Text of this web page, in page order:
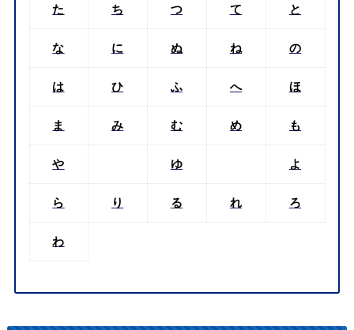
た ち つ て と
な に ぬ ね の
は ひ ふ へ ほ
ま み む め も
や ゆ よ
ら り る れ ろ
わ